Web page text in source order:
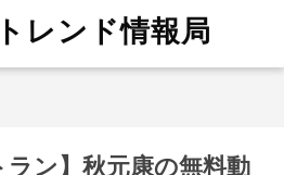
レンド情報局
ラン】秋元康の無料動